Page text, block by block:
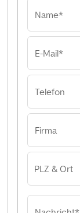
Name*
E-Mail*
Telefon
Firma
PLZ & Ort